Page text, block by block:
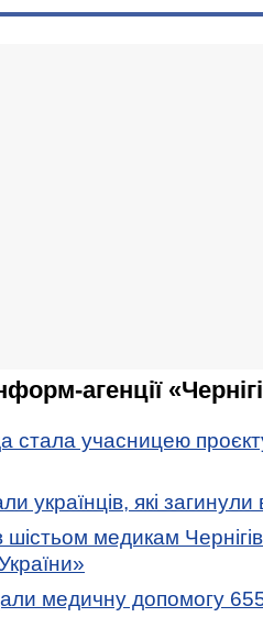
агенції
стала учасницею
українців, які загинули
шістьом медикам
медичну допомогу